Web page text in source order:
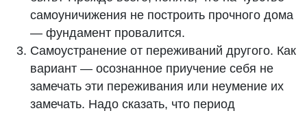
самоуничижения не построить прочного дома
— фундамент провалится.
Самоустранение от переживаний другого. Как
вариант — осознанное приучение себя не
замечать эти переживания или неумение их
замечать. Надо сказать, что период